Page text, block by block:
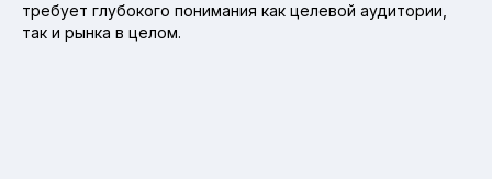
требует глубокого понимания как целевой аудитории,
так и рынка в целом.